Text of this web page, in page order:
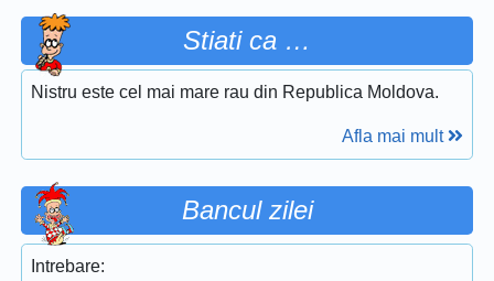
Stiati ca …
Nistru este cel mai mare rau din Republica Moldova.
Afla mai mult
Bancul zilei
Intrebare: